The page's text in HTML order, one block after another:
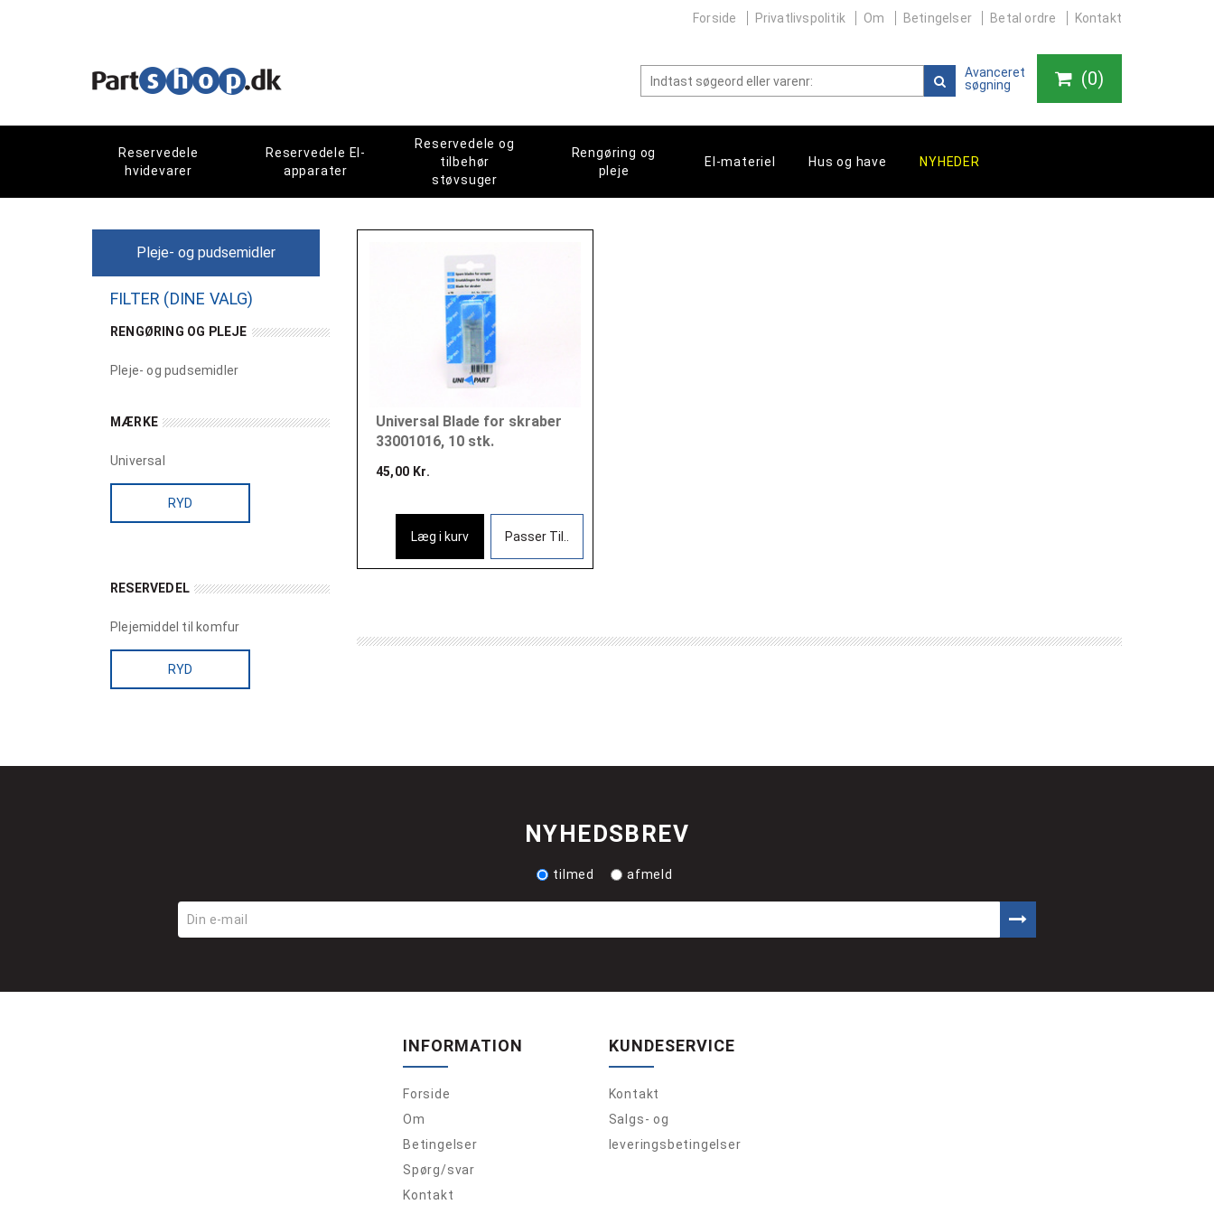
Forside Privatlivspolitik Om Betingelser Betal ordre Kontakt
Avanceret
søgning
(0)
Reservedele
hvidevarer
Reservedele El-
apparater
Reservedele og
tilbehør
støvsuger
Rengøring og
pleje
El-materiel Hus og have NYHEDER
Pleje- og pudsemidler
FILTER (DINE VALG)
RENGØRING OG PLEJE
Pleje- og pudsemidler
MÆRKE
Universal
RYD
RESERVEDEL
Plejemiddel til komfur
RYD
Universal Blade for skraber
33001016, 10 stk.
45,00 Kr.
Læg i kurv Passer Til..
NYHEDSBREV
tilmed afmeld
INFORMATION
Forside
Om
Betingelser
Spørg/svar
Kontakt
KUNDESERVICE
Kontakt
Salgs- og
leveringsbetingelser